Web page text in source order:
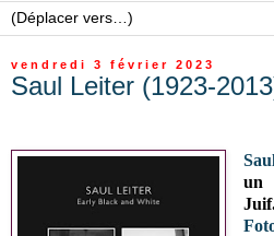
vendredi 3 février 2023
Saul Leiter (1923-